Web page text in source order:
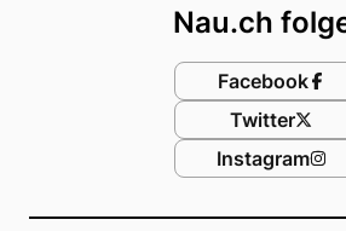
Nau.ch
Facebook
Twitter
Instagram